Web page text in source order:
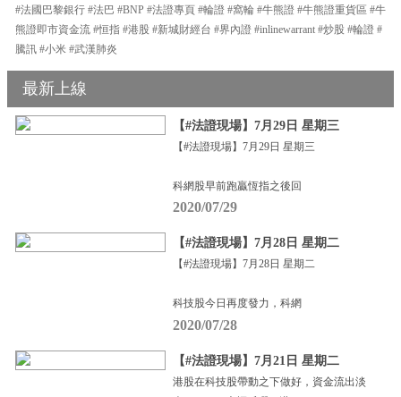
#法國巴黎銀行 #法巴 #BNP #法證專頁 #輪證 #窩輪 #牛熊證 #牛熊證重貨區 #牛
熊證即市資金流 #恒指 #港股 #新城財經台 #界內證 #inlinewarrant #炒股 #輪證 #
騰訊 #小米 #武漢肺炎
最新上線
【#法證現場】7月29日 星期三
【#法證現場】7月29日 星期三
科網股早前跑贏恆指之後回
2020/07/29
【#法證現場】7月28日 星期二
【#法證現場】7月28日 星期二
科技股今日再度發力，科網
2020/07/28
【#法證現場】7月21日 星期二
港股在科技股帶動之下做好，資金流出淡